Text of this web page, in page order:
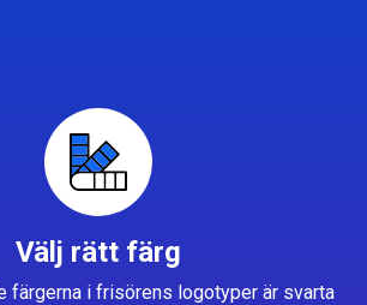
Välj rätt färg
färgerna i frisörens logotyper är svarta